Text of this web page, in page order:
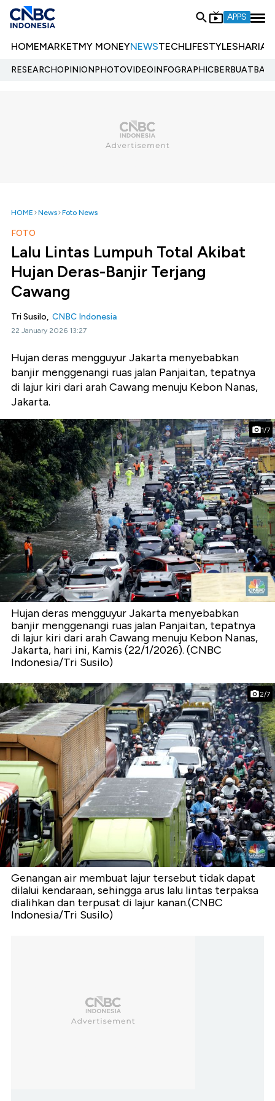
APPS
HOMEMARKETMY MONEYNEWSTECHLIFESTYLESHARIA
RESEARCHOPINIONPHOTOVIDEOINFOGRAPHIC
HOME News Foto News
FOTO
Lalu Lintas Lumpuh Total Akibat
Hujan Deras-Banjir Terjang
Cawang
Tri Susilo, CNBC Indonesia
22 January 2026 13:27
Hujan deras mengguyur Jakarta menyebabkan
banjir menggenangi ruas jalan Panjaitan, tepatnya
di lajur kiri dari arah Cawang menuju Kebon Nanas,
Jakarta.
1/7
Hujan deras mengguyur Jakarta menyebabkan
banjir menggenangi ruas jalan Panjaitan, tepatnya
di lajur kiri dari arah Cawang menuju Kebon Nanas,
Jakarta, hari ini, Kamis (22/1/2026). (CNBC
Indonesia/Tri Susilo)
2/7
Genangan air membuat lajur tersebut tidak dapat
dilalui kendaraan, sehingga arus lalu lintas terpaksa
dialihkan dan terpusat di lajur kanan.(CNBC
Indonesia/Tri Susilo)